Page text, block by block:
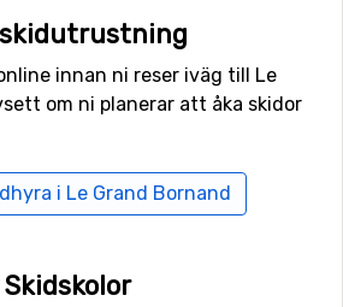
skidort för nybörjare
direkt känd för att besökas av
alpina idrottare med det finns
dig som söker lite mindre
backar. Många som reser hit på
och det är en väldigt bra plats
eller snowboardåkning. Ska du på
innan ni reser iväg till Le
om ni planerar att åka skidor
i Le Grand Bornand
Skidskolor